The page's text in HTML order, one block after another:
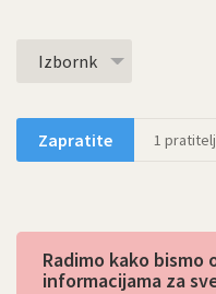
Izbornk
Zapratite 1 pratitelj
Radimo kako bismo
informacijama za